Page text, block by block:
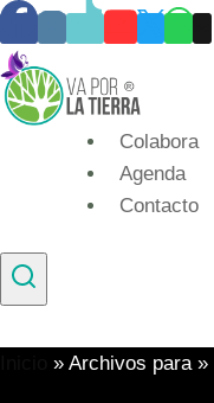
Skip
to
content
Colabora
Agenda
Contacto
» Archivos para »